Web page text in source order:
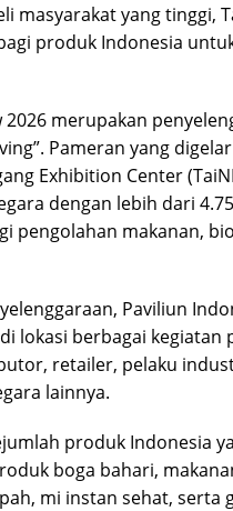
masyarakat yang tinggi,
produk Indonesia
2026 merupakan
Pameran yang
Exhibition Center
dengan lebih dari
pengolahan makanan,
Paviliun
lokasi berbagai
retailer, pelaku
lainnya.
produk Indonesia
boga bahari,
mi instan sehat, serta